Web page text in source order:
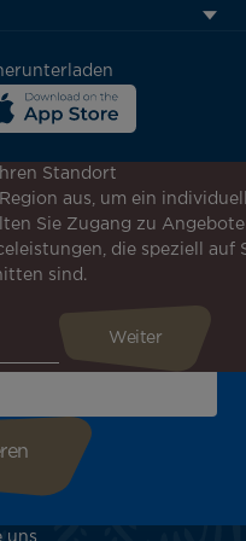
an, um die
Sonderangebote und
Sie unsere
ein
uns
Standort
aus, um ein
Sie Zugang zu
die speziell auf
sind.